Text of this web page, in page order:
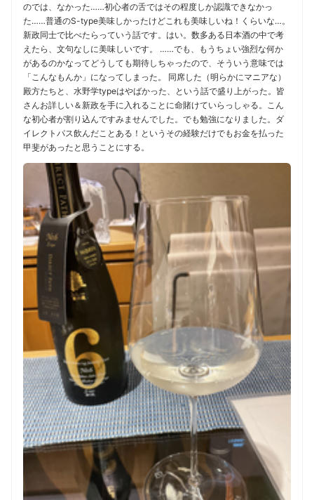
のでは、なかった……初心者の舌ではその程度しか認識できなかっ
た……普通のS-type美味しかったけどこれも美味しいね！くらいな…。
新政同士で比べたらっていう話です。はい。数多ある日本酒の中で考
えたら、文句なしに美味しいです。 ……でも、もうちょい強烈な何か
があるのかなってどうしても期待しちゃったので、そういう意味では
「こんなもんか」になってしまった。 同席した（明らかにマニアな）
殿方たちと、水野学typeはやばかった、という話で盛り上がった。皆
さんお詳しい＆新政を手に入れることに命賭けていらっしゃる。こん
な初心者が割り込んですみませんでした。でも勉強になりました。ダ
イレクトパス飲んだことある！というその経験だけでもお金を払った
甲斐があったと思うことにする。